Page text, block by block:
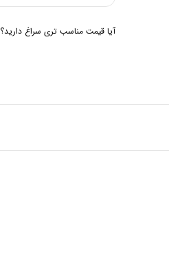
آیا قیمت مناسب تری سراغ دارید؟